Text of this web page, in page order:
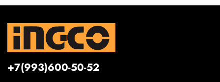
+7(993)600-50-52